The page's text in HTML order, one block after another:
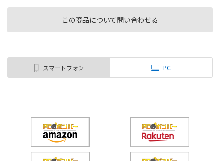
この商品について問い合わせる
スマートフォン PC